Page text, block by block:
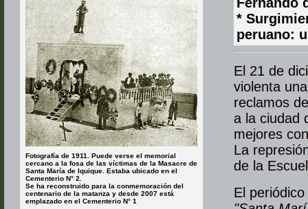
Fotografía de 1911. Puede verse el memorial
cercano a la fosa de las víctimas de la Masacre de
Santa María de Iquique. Estaba ubicado en el
Cementerio N° 2.
Se ha reconstruido para la conmemoración del
centenario de la matanza y desde 2007 está
emplazado en el Cementerio N° 1
*
peruano:
El 21 de
violenta
reclamos
a la ciudad
mejores
La
de la
El